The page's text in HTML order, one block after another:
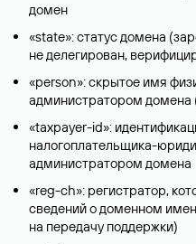
домен
«state»: статус домена
не делегирован,
«person»: скрытое имя
администратором домена
«taxpayer-id»:
налогоплательщика-
администратором домена
«reg-ch»: регистратор,
сведений о доменном
на передачу поддержки)